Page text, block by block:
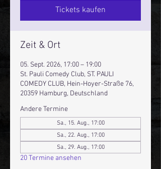
Tickets kaufen
Zeit & Ort
05. Sept. 2026, 17:00 – 19:00
St. Pauli Comedy Club, ST. PAULI
COMEDY CLUB, Hein-Hoyer-Straße 76,
20359 Hamburg, Deutschland
Andere Termine
Sa., 15. Aug., 17:00
Sa., 22. Aug., 17:00
Sa., 29. Aug., 17:00
20 Termine ansehen